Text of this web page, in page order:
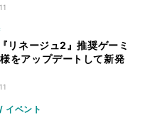
リネージュ2』推奨ゲーミ
をアップデートして新発
イベント